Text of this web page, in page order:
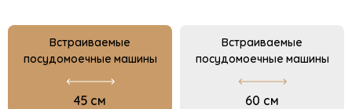
Встраиваемые
посудомоечные машины
45 см
Встраиваемые
посудомоечные машины
60 см